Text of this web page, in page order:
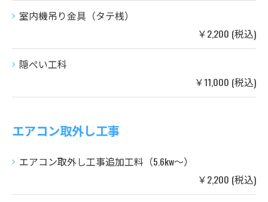
室内機吊り金具（タテ桟）
￥2,200 (税込)
隠ぺい工科
￥11,000 (税込)
エアコン取外し工事
エアコン取外し工事追加工料（5.6kw～）
￥2,200 (税込)